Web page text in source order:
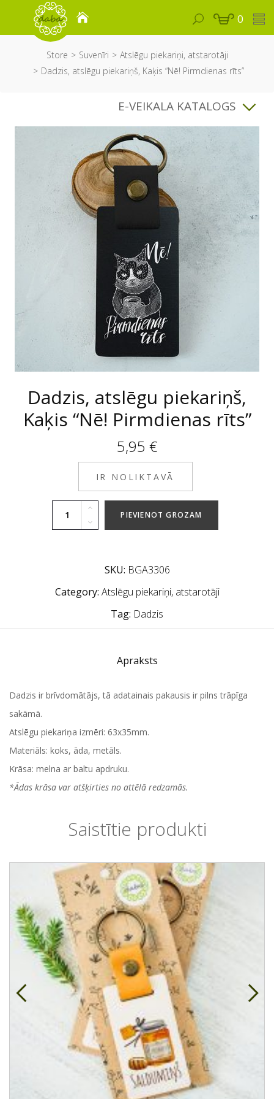
0
Store Suvenīri
Atslēgu piekariņi, atstarotāji
Dadzis, atslēgu piekariņš, Kaķis “Nē! Pirmdienas rīts”
E-VEIKALA KATALOGS
Dadzis, atslēgu piekariņš,
Kaķis “Nē! Pirmdienas rīts”
5,95 €
IR NOLIKTAVĀ
PIEVIENOT GROZAM
SKU: BGA3306
Category: Atslēgu piekariņi, atstarotāji
Tag: Dadzis
Apraksts
Dadzis ir brīvdomātājs, tā adatainais pakausis ir pilns trāpīga
sakāmā.
Atslēgu piekariņa izmēri: 63x35mm.
Materiāls: koks, āda, metāls.
Krāsa: melna ar baltu apdruku.
*Ādas krāsa var atšķirties no attēlā redzamās.
Saistītie produkti